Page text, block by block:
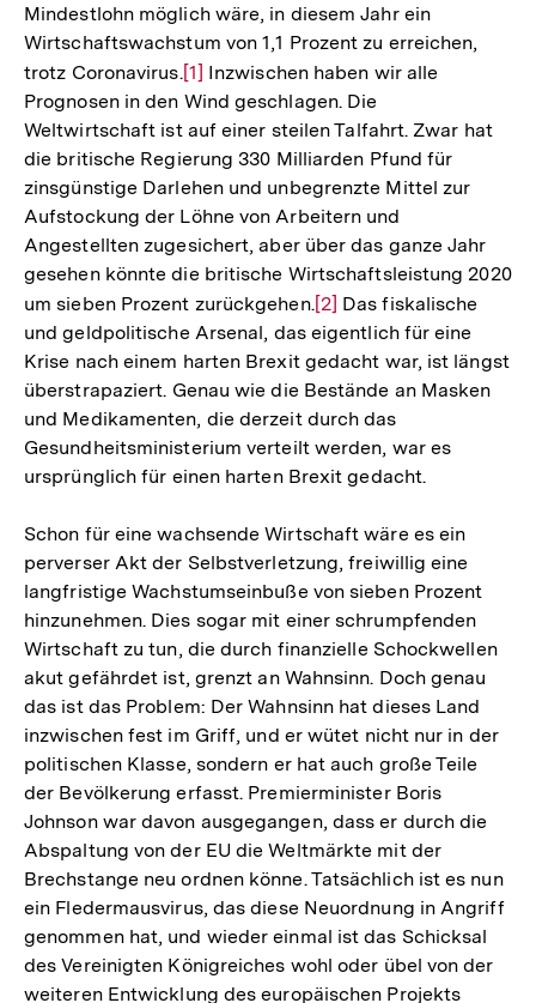
Mindestlohn möglich wäre, in diesem Jahr ein
Wirtschaftswachstum von 1,1 Prozent zu erreichen,
trotz Coronavirus.Zur
Auflösung
der
Fußnote
[1] Inzwischen haben wir alle
Prognosen in den Wind geschlagen. Die
Weltwirtschaft ist auf einer steilen Talfahrt. Zwar hat
die britische Regierung 330 Milliarden Pfund für
zinsgünstige Darlehen und unbegrenzte Mittel zur
Aufstockung der Löhne von Arbeitern und
Angestellten zugesichert, aber über das ganze Jahr
gesehen könnte die britische Wirtschaftsleistung 2020
um sieben Prozent zurückgehen.Zur
Auflösung
der
Fußnote
[2] Das fiskalische
und geldpolitische Arsenal, das eigentlich für eine
Krise nach einem harten Brexit gedacht war, ist längst
überstrapaziert. Genau wie die Bestände an Masken
und Medikamenten, die derzeit durch das
Gesundheitsministerium verteilt werden, war es
ursprünglich für einen harten Brexit gedacht.
Schon für eine wachsende Wirtschaft wäre es ein
perverser Akt der Selbstverletzung, freiwillig eine
langfristige Wachstumseinbuße von sieben Prozent
hinzunehmen. Dies sogar mit einer schrumpfenden
Wirtschaft zu tun, die durch finanzielle Schockwellen
akut gefährdet ist, grenzt an Wahnsinn. Doch genau
das ist das Problem: Der Wahnsinn hat dieses Land
inzwischen fest im Griff, und er wütet nicht nur in der
politischen Klasse, sondern er hat auch große Teile
der Bevölkerung erfasst. Premierminister Boris
Johnson war davon ausgegangen, dass er durch die
Abspaltung von der EU die Weltmärkte mit der
Brechstange neu ordnen könne. Tatsächlich ist es nun
ein Fledermausvirus, das diese Neuordnung in Angriff
genommen hat, und wieder einmal ist das Schicksal
des Vereinigten Königreiches wohl oder übel von der
weiteren Entwicklung des europäischen Projekts